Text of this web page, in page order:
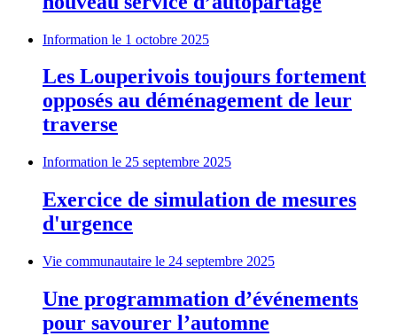
Information le 1 octobre 2025
Les Louperivois toujours fortement
opposés au déménagement de leur
traverse
Information le 25 septembre 2025
Exercice de simulation de mesures
d'urgence
Vie communautaire le 24 septembre 2025
Une programmation d’événements
pour savourer l’automne